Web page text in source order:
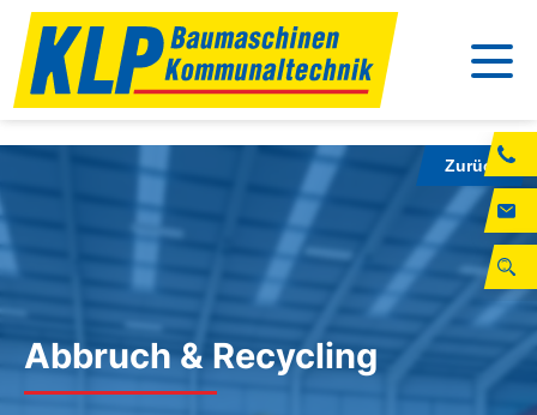
Zurück
Abbruch & Recycling